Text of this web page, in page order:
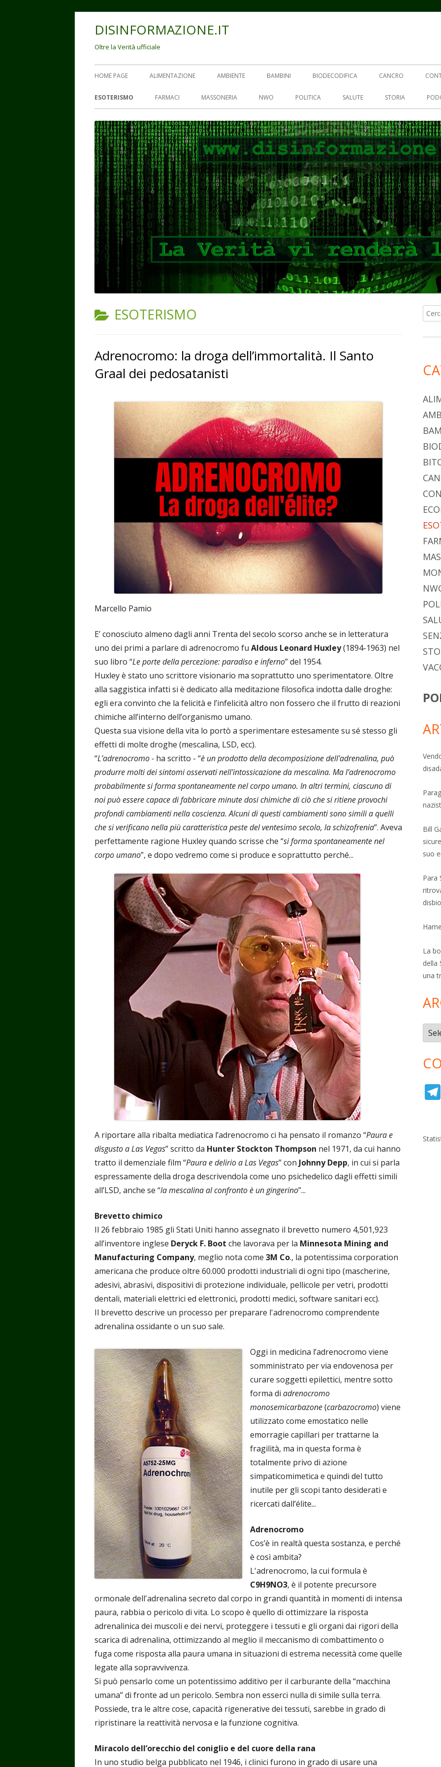
DISINFORMAZIONE.IT
Oltre la Verità ufficiale
Menu
principale
HOME PAGE ALIMENTAZIONE AMBIENTE BAMBINI BIODECODIFICA CANCRO
ESOTERISMO FARMACI MASSONERIA NWO POLITICA SALUTE STORIA
CATEGORIA:
ESOTERISMO
Adrenocromo: la droga dell’immortalità. Il Santo
Graal dei pedosatanisti
Marcello Pamio
E’ conosciuto almeno dagli anni Trenta del secolo scorso anche se in letteratura
uno dei primi a parlare di adrenocromo fu Aldous Leonard Huxley(1894-1963) nel
suo libro “Le porte della percezione: paradiso e inferno” del 1954.
Huxley è stato uno scrittore visionario ma soprattutto uno sperimentatore. Oltre
alla saggistica infatti si è dedicato alla meditazione filosofica indotta dalle droghe:
egli era convinto che la felicità e l’infelicità altro non fossero che il frutto di reazioni
chimiche all’interno dell’organismo umano.
Questa sua visione della vita lo portò a sperimentare estesamente su sé stesso gli
effetti di molte droghe (mescalina, LSD, ecc).
“L’adrenocromo - ha scritto - “è un prodotto della decomposizione dell'adrenalina, può
produrre molti dei sintomi osservati nell'intossicazione da mescalina. Ma l’adrenocromo
probabilmente si forma spontaneamente nel corpo umano. In altri termini, ciascuno di
noi può essere capace di fabbricare minute dosi chimiche di ciò che si ritiene provochi
profondi cambiamenti nella coscienza. Alcuni di questi cambiamenti sono simili a quelli
che si verificano nella più caratteristica peste del ventesimo secolo, la schizofrenia”. Aveva
perfettamente ragione Huxley quando scrisse che “si forma spontaneamente nel
corpo umano”, e dopo vedremo come si produce e soprattutto perché...
A riportare alla ribalta mediatica l’adrenocromo ci ha pensato il romanzo “Paura e
disgusto a Las Vegas” scritto da Hunter Stockton Thompson nel 1971, da cui hanno
tratto il demenziale film “Paura e delirio a Las Vegas” con Johnny Depp, in cui si parla
espressamente della droga descrivendola come uno psichedelico dagli effetti simili
all’LSD, anche se “la mescalina al confronto è un gingerino”...
Brevetto chimico
Il 26 febbraio 1985 gli Stati Uniti hanno assegnato il brevetto numero 4,501,923
all’inventore inglese Deryck F. Boot che lavorava per la Minnesota Mining and
Manufacturing Company, meglio nota come 3M Co., la potentissima corporation
americana che produce oltre 60.000 prodotti industriali di ogni tipo (mascherine,
adesivi, abrasivi, dispositivi di protezione individuale, pellicole per vetri, prodotti
dentali, materiali elettrici ed elettronici, prodotti medici, software sanitari ecc).
Il brevetto descrive un processo per preparare l'adrenocromo comprendente
adrenalina ossidante o un suo sale.
Oggi in medicina l’adrenocromo viene
somministrato per via endovenosa per
curare soggetti epilettici, mentre sotto
forma di adrenocromo
monosemicarbazone(carbazocromo) viene
utilizzato come emostatico nelle
emorragie capillari per trattarne la
fragilità, ma in questa forma è
totalmente privo di azione
simpaticomimetica e quindi del tutto
inutile per gli scopi tanto desiderati e
ricercati dall’élite...
Adrenocromo
Cos’è in realtà questa sostanza, e perché
è così ambita?
L'adrenocromo, la cui formula è
C9H9NO3, è il potente precursore
ormonale dell'adrenalina secreto dal corpo in grandi quantità in momenti di intensa
paura, rabbia o pericolo di vita. Lo scopo è quello di ottimizzare la risposta
adrenalinica dei muscoli e dei nervi, proteggere i tessuti e gli organi dai rigori della
scarica di adrenalina, ottimizzando al meglio il meccanismo di combattimento o
fuga come risposta alla paura umana in situazioni di estrema necessità come quelle
legate alla sopravvivenza.
Si può pensarlo come un potentissimo additivo per il carburante della “macchina
umana” di fronte ad un pericolo. Sembra non esserci nulla di simile sulla terra.
Possiede, tra le altre cose, capacità rigenerative dei tessuti, sarebbe in grado di
ripristinare la reattività nervosa e la funzione cognitiva.
Miracolo dell’orecchio del coniglio e del cuore della rana
In uno studio belga pubblicato nel 1946, i clinici furono in grado di usare una
per:
Bill
suo
Para
La
della
una